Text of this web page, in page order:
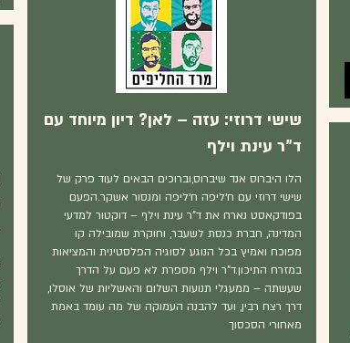
שישי דרוזי: עזה – לאן? דיון מיוחד עם
ד"ר עינת וילף
הלו היברוס אנד שיברוס,וברוכים הבאים לעוד פרק של
שישי דרוזי עם ח׳ליפה ח׳ליפה ומנסור אשקר.הפעם
בפודקאסט נארח את ד"ר עינת וילף – דוקטור למדעי
המדינה, חברת כנסת לשעבר, וחוקרת שמובילה קו
מפוכח ואמיץ בכל הנוגע לסוגיה הפלסטינית והמציאות
במזרח התיכון.ד"ר וילף מספרת לא פעם על הדרך
שעשתה – ממעגלי תנועות השלום והאשליות של אוסלו,
דרך רצח רבין, ועד להבנה העמוקה של מה עומד באמת
מאחורי הסכסוך